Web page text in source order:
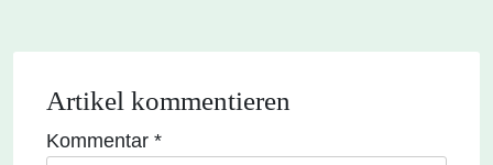
Artikel kommentieren
Kommentar *